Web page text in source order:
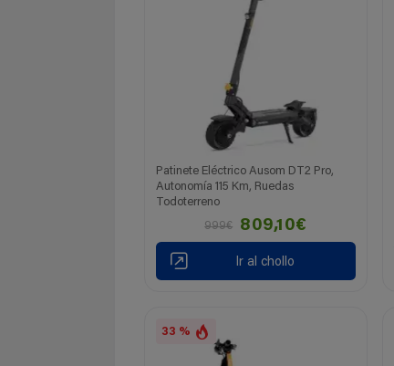
Patinete Eléctrico Ausom DT2 Pro,
Autonomía 115 Km, Ruedas
Todoterreno
999€
809,10€
Ir al chollo
33 %